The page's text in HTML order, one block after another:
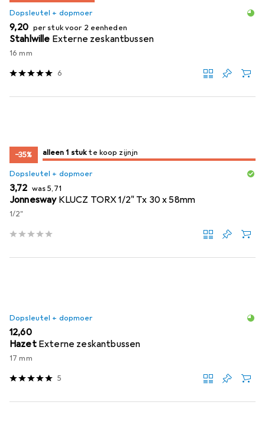
Dopsleutel + dopmoer
EUR
9,20 per stuk voor 2 eenheden
Stahlwille Externe zeskantbussen
16 mm
6
−35% slechts 1 item te koop zijn
alleen 1 stuk te koop zijn
Dopsleutel + dopmoer
EUR
3,72 wasEUR
5,71
Jonnesway KLUCZ TORX 1/2" Tx 30 x 58mm
1/2"
Dopsleutel + dopmoer
EUR
12,60
Hazet Externe zeskantbussen
17 mm
5